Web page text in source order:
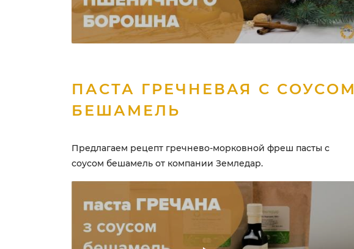
ПАСТА ГРЕЧНЕВАЯ С СОУСОМ
БЕШАМЕЛЬ
Предлагаем рецепт гречнево-морковной фреш пасты с
соусом бешамель от компании Земледар.